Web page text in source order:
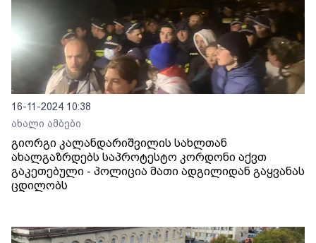
16-11-2024 10:38
ახალი ამბები
გიორგი კალანდარიშვილის სახლთან
ახალგაზრდებს საპროტესტო კორდონი აქვთ
გაკეთებული - პოლიცია მათი ადგილიდან გაყვანას
ცდილობს